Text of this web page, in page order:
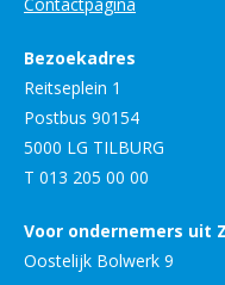
Bezoekadres
Reitseplein 1
Postbus 90154
5000 LG TILBURG
T 013 205 00 00
Voor ondernemers uit
Oostelijk Bolwerk 9